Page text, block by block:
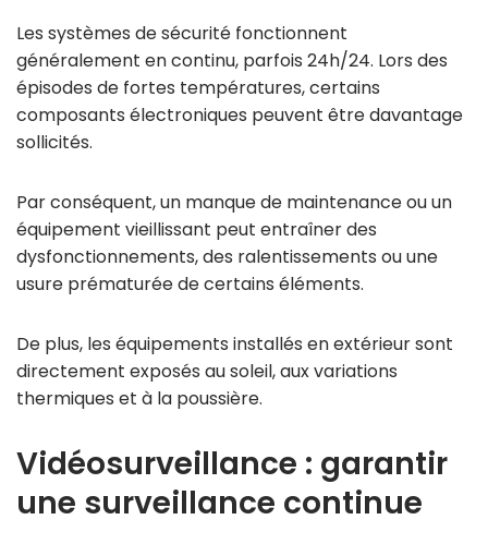
Les systèmes de sécurité fonctionnent
généralement en continu, parfois 24h/24. Lors des
épisodes de fortes températures, certains
composants électroniques peuvent être davantage
sollicités.
Par conséquent, un manque de maintenance ou un
équipement vieillissant peut entraîner des
dysfonctionnements, des ralentissements ou une
usure prématurée de certains éléments.
De plus, les équipements installés en extérieur sont
directement exposés au soleil, aux variations
thermiques et à la poussière.
Vidéosurveillance : garantir
une surveillance continue